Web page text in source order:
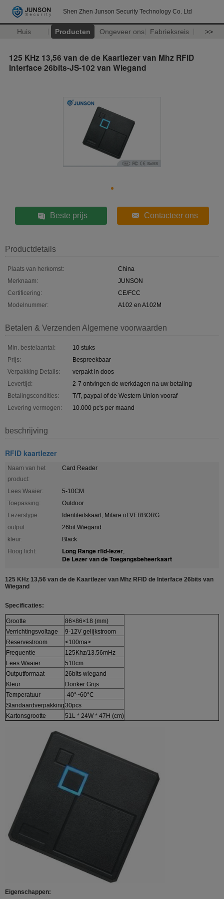
Shen Zhen Junson Security Technology Co. Ltd
Huis Producten Ongeveer ons Fabrieksreis >>
125 KHz 13,56 van de de Kaartlezer van Mhz RFID
Interface 26bits-JS-102 van Wiegand
Beste prijs Contacteer ons
Productdetails
Plaats van herkomst:
China
Merknaam:
JUNSON
Certificering:
CE/FCC
Modelnummer:
A102 en A102M
Betalen & Verzenden Algemene voorwaarden
Min. bestelaantal:
10 stuks
Prijs:
Bespreekbaar
Verpakking Details:
verpakt in doos
Levertijd:
2-7 ontvingen de werkdagen na uw betaling
Betalingscondities:
T/T, paypal of de Western Union vooraf
Levering vermogen:
10.000 pc's per maand
beschrijving
RFID kaartlezer
Naam van het
product:
Card Reader
Lees Waaier:
5-10CM
Toepassing:
Outdoor
Lezerstype:
Identiteitskaart, Mifare of VERBORG
output:
26bit Wiegand
kleur:
Black
Hoog licht:
Long Range rfid-lezer,
De Lezer van de Toegangsbeheerkaart
125 KHz 13,56 van de de Kaartlezer van Mhz RFID de Interface 26bits van
Wiegand
Specificaties:
Grootte
86×86×18 (mm)
Verrichtingsvoltage
9-12V gelijkstroom
Reservestroom
<100ma>
Frequentie
125Khz/13.56mHz
Lees Waaier
510cm
Outputformaat
26bits wiegand
Kleur
Donker Grijs
Temperatuur
-40°~60°C
Standaardverpakking30pcs
Kartonsgrootte
51L * 24W * 47H (cm)
Eigenschappen: